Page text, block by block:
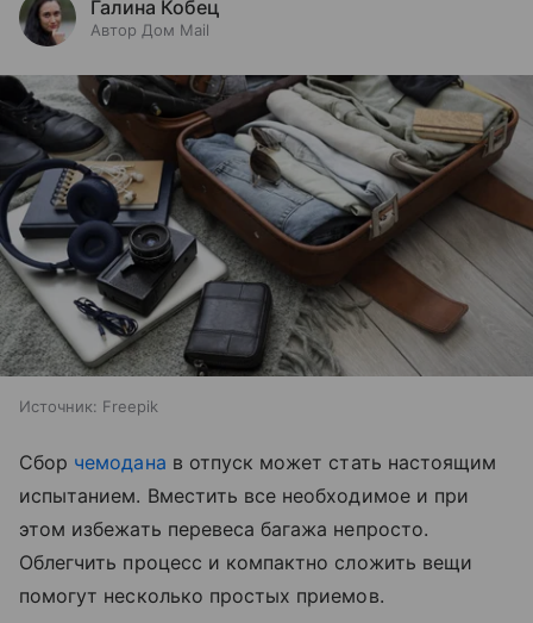
Галина Кобец
Автор Дом Mail
Источник: Freepik
Сбор чемодана в отпуск может стать настоящим
испытанием. Вместить все необходимое и при
этом избежать перевеса багажа непросто.
Облегчить процесс и компактно сложить вещи
помогут несколько простых приемов.